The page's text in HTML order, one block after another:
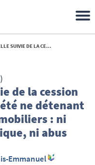
PLUS QUE DES BIENS IMMOBILIERS : NI MONTAGE NON AUTHENTIQUE, NI ABUS FISCAL… - 2024
de la cession
ne détenant
: ni
ni abus
Emmanuel